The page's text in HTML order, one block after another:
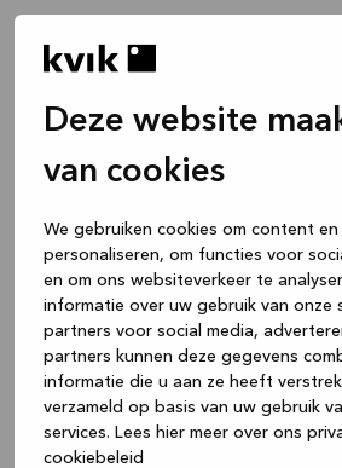
Deze website
van cookies
We gebruiken cookies om content
personaliseren, om functies voor
en om ons websiteverkeer te
informatie over uw gebruik van onze
partners voor social media,
partners kunnen deze gegevens
informatie die u aan ze heeft
verzameld op basis van uw gebruik
services. Lees hier meer over ons
cookiebeleid